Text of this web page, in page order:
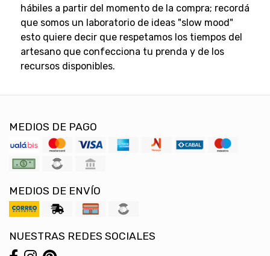
hábiles a partir del momento de la compra; recordá
que somos un laboratorio de ideas "slow mood"
esto quiere decir que respetamos los tiempos del
artesano que confecciona tu prenda y de los
recursos disponibles.
MEDIOS DE PAGO
MEDIOS DE ENVÍO
NUESTRAS REDES SOCIALES